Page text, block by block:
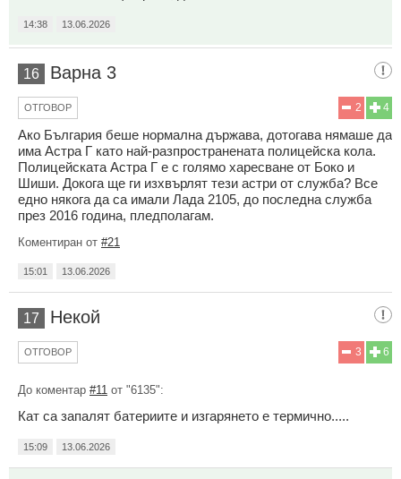
14:38 13.06.2026
16 Варна 3
4
2
ОТГОВОР
Ако България беше нормална държава, дотогава нямаше да
има Астра Г като най-разпространената полицейска кола.
Полицейската Астра Г е с голямо харесване от Боко и
Шиши. Докога ще ги изхвърлят тези астри от служба? Все
едно някога да са имали Лада 2105, до последна служба
през 2016 година, пледполагам.
Коментиран от #21
15:01 13.06.2026
17 Некой
6
3
ОТГОВОР
До коментар #11 от "6135":
Кат са запалят батериите и изгарянето е термично.....
15:09 13.06.2026